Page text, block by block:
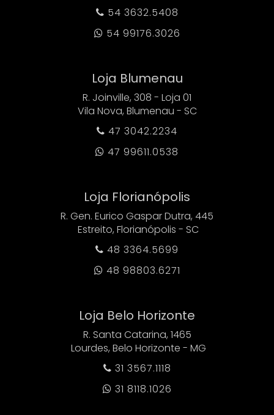
 54 3632.5408
 54 99176.3026
Loja Blumenau
R. Joinville, 308 - Loja 01
Vila Nova, Blumenau - SC
 47 3042.2234
 47 99611.0538
Loja Florianópolis
R. Gen. Eurico Gaspar Dutra, 445
Estreito, Florianópolis - SC
 48 3364.5699
 48 98803.6271
Loja Belo Horizonte
R. Santa Catarina, 1465
Lourdes, Belo Horizonte - MG
 31 3567.1118
 31 8118.1026